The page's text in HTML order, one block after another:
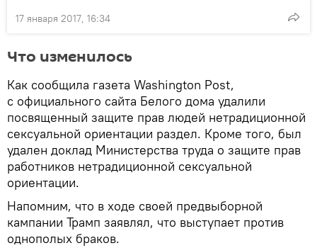
17 января 2017, 16:34
Что изменилось
Как сообщила газета Washington Post,
с официального сайта Белого дома удалили
посвященный защите прав людей нетрадиционной
сексуальной ориентации раздел. Кроме того, был
удален доклад Министерства труда о защите прав
работников нетрадиционной сексуальной
ориентации.
Напомним, что в ходе своей предвыборной
кампании Трамп заявлял, что выступает против
однополых браков.